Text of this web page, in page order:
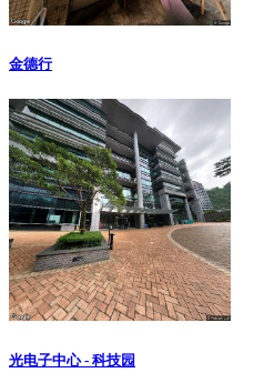
金德行
光电子中心 - 科技园